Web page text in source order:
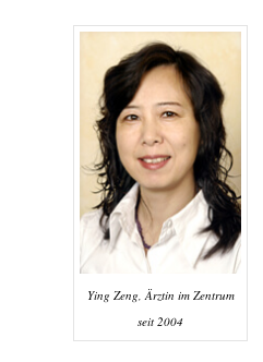
Ying Zeng, Ärztin im Zentrum
seit 2004